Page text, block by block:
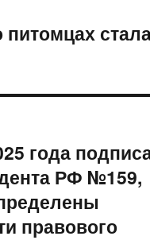
питомцах
года
РФ №159,
правового